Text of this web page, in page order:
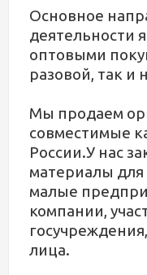
Основное
деятельности
оптовыми
разовой, так и
Мы продаем
совместимые
России.У нас
материалы для
малые
компании,
лица.